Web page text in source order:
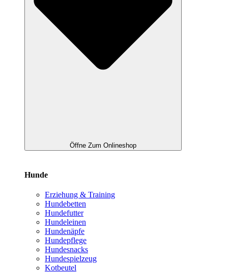
Öffne Zum Onlineshop
Hunde
Erziehung & Training
Hundebetten
Hundefutter
Hundeleinen
Hundenäpfe
Hundepflege
Hundesnacks
Hundespielzeug
Kotbeutel